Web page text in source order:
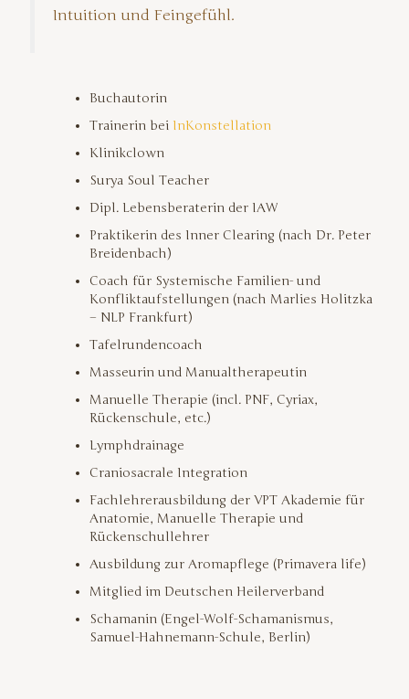
Intuition und Feingefühl.
Buchautorin
Trainerin bei InKonstellation
Klinikclown
Surya Soul Teacher
Dipl. Lebensberaterin der IAW
Praktikerin des Inner Clearing (nach Dr. Peter
Breidenbach)
Coach für Systemische Familien- und
Konflikt­aufstellungen (nach Marlies Holitzka
– NLP Frankfurt)
Tafelrundencoach
Masseurin und Manualtherapeutin
Manuelle Therapie (incl. PNF, Cyriax,
Rückenschule, etc.)
Lymphdrainage
Craniosacrale Integration
Fachlehrerausbildung der VPT Akademie für
Anatomie, Manuelle Therapie und
Rückenschullehrer
Ausbildung zur Aromapflege (Primavera life)
Mitglied im Deutschen Heilerverband
Schamanin (Engel-Wolf-Schamanismus,
Samuel-Hahnemann-Schule, Berlin)